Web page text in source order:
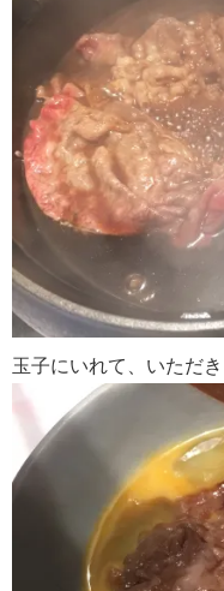
玉子にいれて、いただき